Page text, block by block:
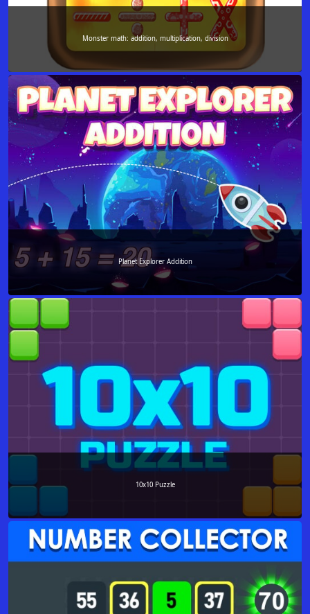
Monster math: addition, multiplication, division
Planet Explorer Addition
10x10 Puzzle